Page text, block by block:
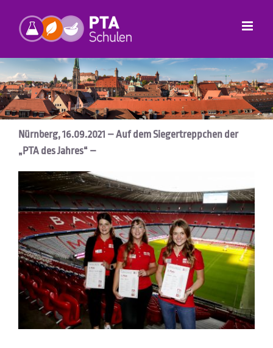
Inhalt
springen
Nürnberg, 16.09.2021 – Auf dem Siegertreppchen der
„PTA des Jahres“ –